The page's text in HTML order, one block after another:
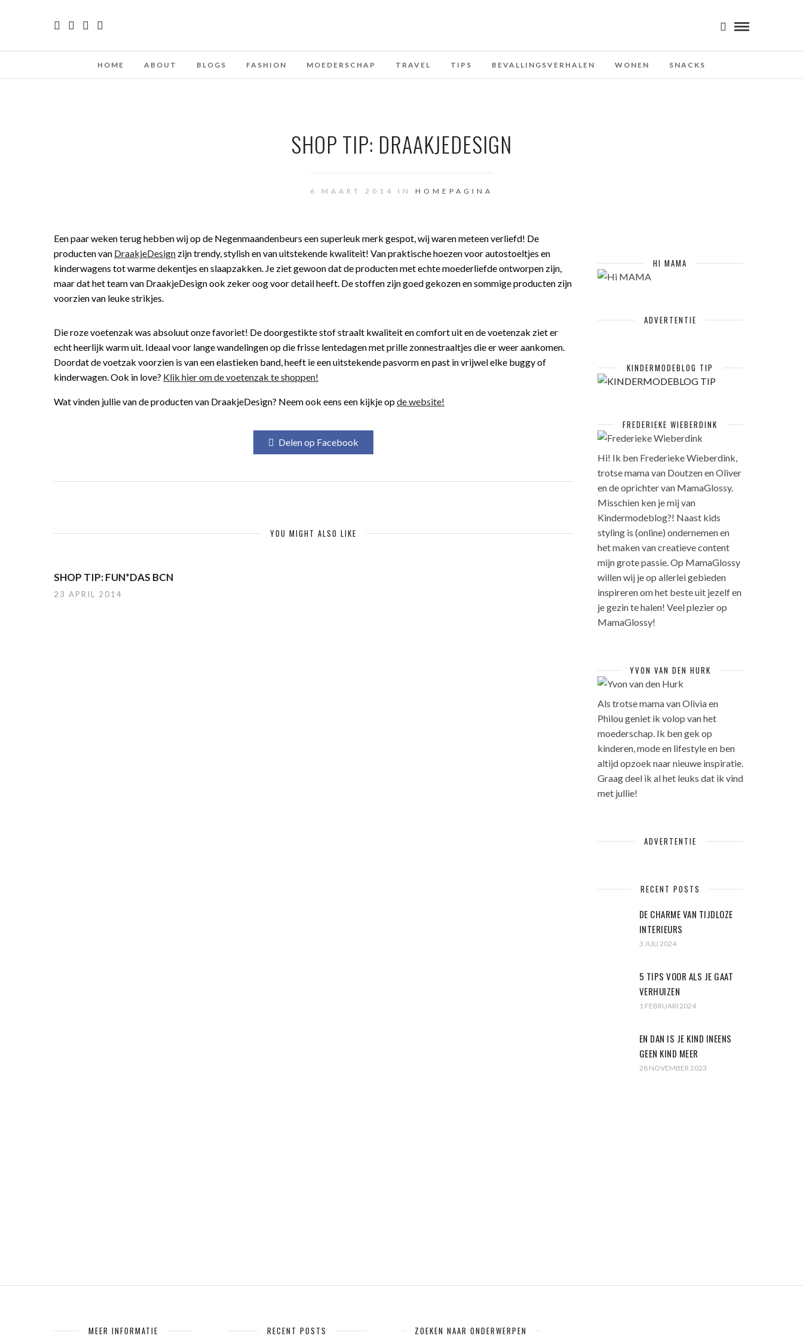
HOME ABOUT BLOGS FASHION MOEDERSCHAP TRAVEL TIPS BEVALLINGSVERHALEN WONEN SNACKS
SHOP TIP: DRAAKJEDESIGN
6 MAART 2014 IN HOMEPAGINA
Een paar weken terug hebben wij op de Negenmaandenbeurs een superleuk merk gespot, wij waren meteen verliefd! De
producten van DraakjeDesign zijn trendy, stylish en van uitstekende kwaliteit! Van praktische hoezen voor autostoeltjes en
kinderwagens tot warme dekentjes en slaapzakken. Je ziet gewoon dat de producten met echte moederliefde ontworpen zijn,
maar dat het team van DraakjeDesign ook zeker oog voor detail heeft. De stoffen zijn goed gekozen en sommige producten zijn
voorzien van leuke strikjes.
Die roze voetenzak was absoluut onze favoriet! De doorgestikte stof straalt kwaliteit en comfort uit en de voetenzak ziet er
echt heerlijk warm uit. Ideaal voor lange wandelingen op die frisse lentedagen met prille zonnestraaltjes die er weer aankomen.
Doordat de voetzak voorzien is van een elastieken band, heeft ie een uitstekende pasvorm en past in vrijwel elke buggy of
kinderwagen. Ook in love? Klik hier om de voetenzak te shoppen!
Wat vinden jullie van de producten van DraakjeDesign? Neem ook eens een kijkje opde website!
Delen op Facebook
YOU MIGHT ALSO LIKE
SHOP TIP: FUN*DAS BCN
23 APRIL 2014
HI MAMA
ADVERTENTIE
KINDERMODEBLOG TIP
FREDERIEKE WIEBERDINK
Hi! Ik ben Frederieke Wieberdink,
trotse mama van Doutzen en Oliver
en de oprichter van MamaGlossy.
Misschien ken je mij van
Kindermodeblog?! Naast kids
styling is (online) ondernemen en
het maken van creatieve content
mijn grote passie. Op MamaGlossy
willen wij je op allerlei gebieden
inspireren om het beste uit jezelf en
je gezin te halen! Veel plezier op
MamaGlossy!
YVON VAN DEN HURK
Als trotse mama van Olivia en
Philou geniet ik volop van het
moederschap. Ik ben gek op
kinderen, mode en lifestyle en ben
altijd opzoek naar nieuwe inspiratie.
Graag deel ik al het leuks dat ik vind
met jullie!
ADVERTENTIE
RECENT POSTS
DE CHARME VAN TIJDLOZE
INTERIEURS
3 JULI 2024
5 TIPS VOOR ALS JE GAAT
VERHUIZEN
1 FEBRUARI 2024
EN DAN IS JE KIND INEENS
GEEN KIND MEER
28 NOVEMBER 2023
MEER INFORMATIE RECENT POSTS ZOEKEN NAAR ONDERWERPEN